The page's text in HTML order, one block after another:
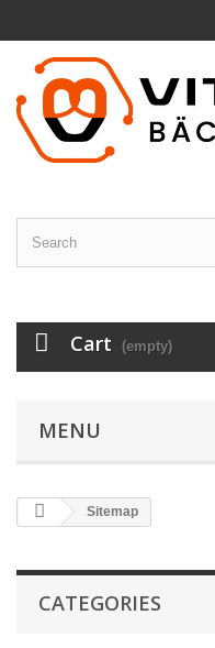
Cart (empty)
MENU
Sitemap
CATEGORIES